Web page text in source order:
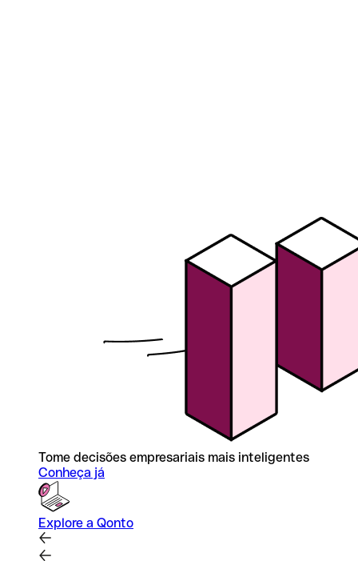
Tome decisões empresariais mais inteligentes
Conheça já
Explore a Qonto